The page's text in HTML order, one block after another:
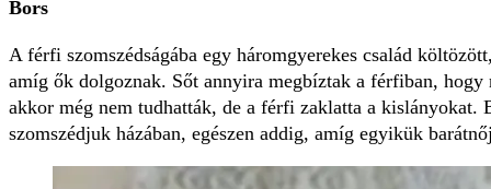
Bors
A férfi szomszédságába egy háromgyerekes család
amíg ők dolgoznak. Sőt annyira megbíztak a férfiban,
akkor még nem tudhatták, de a férfi zaklatta a
szomszédjuk házában, egészen addig, amíg egyikük